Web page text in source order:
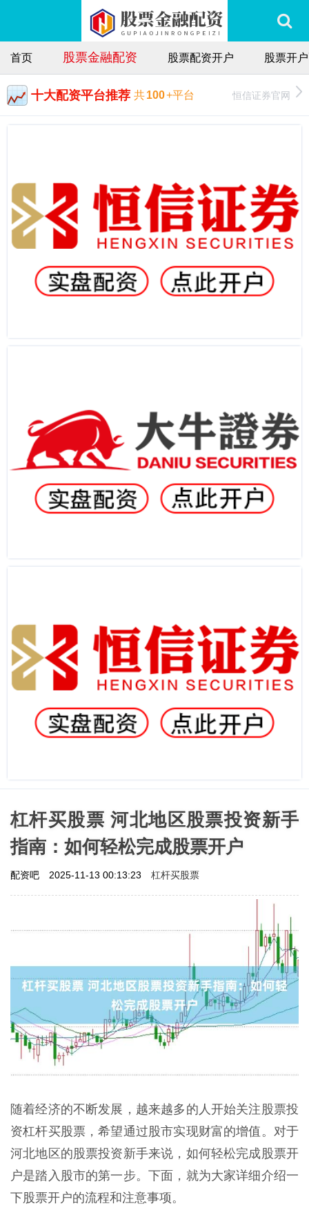
首页 股票金融配资 股票配资开户 股票开
十大配资平台推荐 共100+平台 恒信证券官网
杠杆买股票 河北地区股票投资新手
指南：如何轻松完成股票开户
配资吧 2025-11-13 00:13:23 杠杆买股票
随着经济的不断发展，越来越多的人开始关注股票投
资杠杆买股票，希望通过股市实现财富的增值。对于
河北地区的股票投资新手来说，如何轻松完成股票开
户是踏入股市的第一步。下面，就为大家详细介绍一
下股票开户的流程和注意事项。